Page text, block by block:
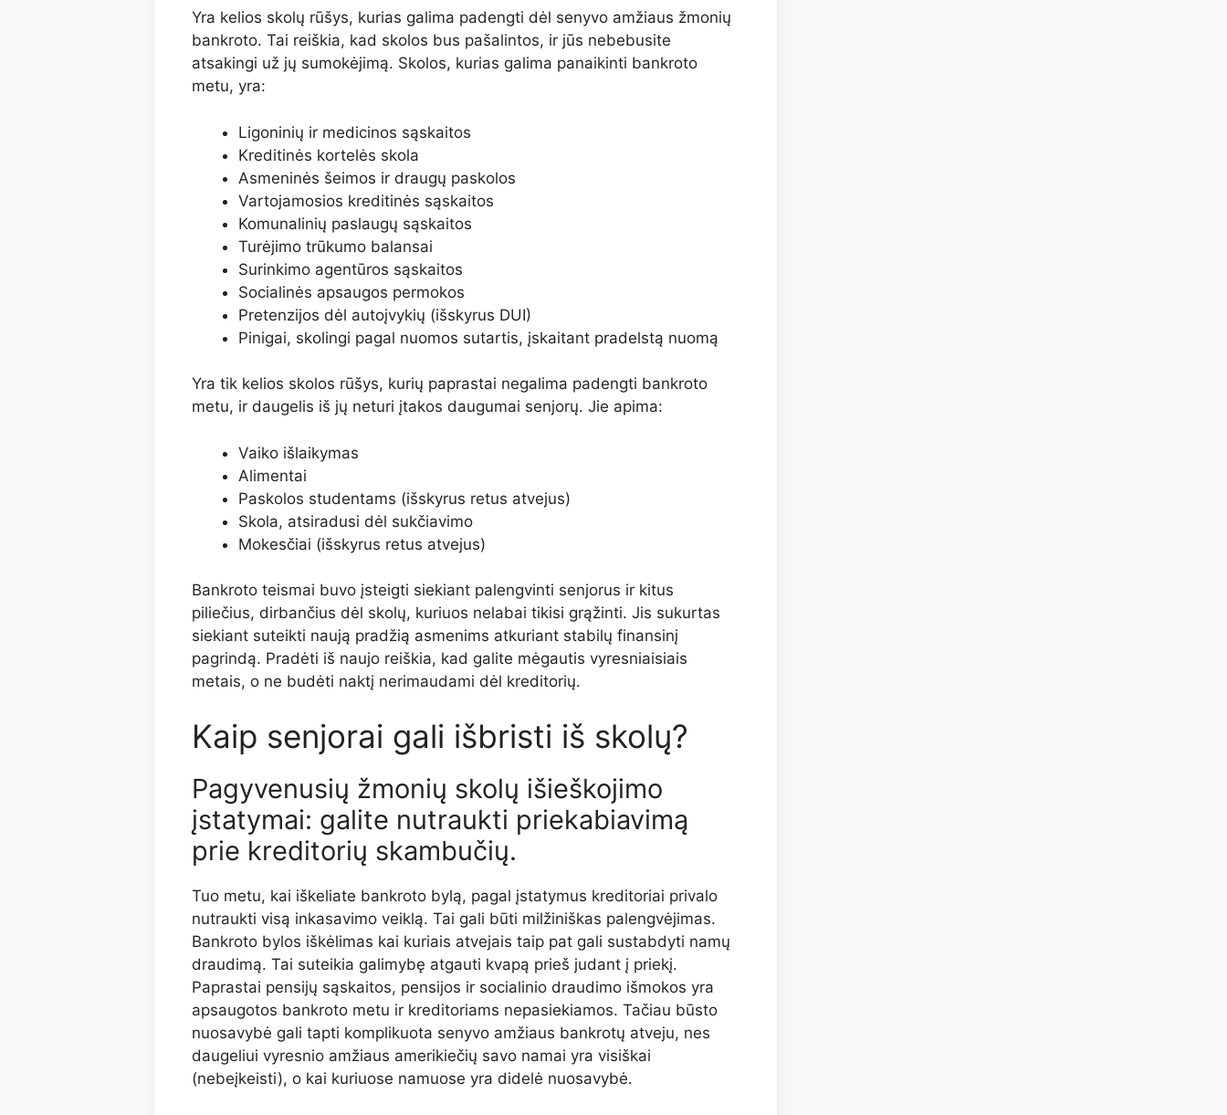
Yra kelios skolų rūšys, kurias galima padengti dėl senyvo amžiaus žmonių
bankroto. Tai reiškia, kad skolos bus pašalintos, ir jūs nebebusite
atsakingi už jų sumokėjimą. Skolos, kurias galima panaikinti bankroto
metu, yra:
Ligoninių ir medicinos sąskaitos
Kreditinės kortelės skola
Asmeninės šeimos ir draugų paskolos
Vartojamosios kreditinės sąskaitos
Komunalinių paslaugų sąskaitos
Turėjimo trūkumo balansai
Surinkimo agentūros sąskaitos
Socialinės apsaugos permokos
Pretenzijos dėl autoįvykių (išskyrus DUI)
Pinigai, skolingi pagal nuomos sutartis, įskaitant pradelstą nuomą
Yra tik kelios skolos rūšys, kurių paprastai negalima padengti bankroto
metu, ir daugelis iš jų neturi įtakos daugumai senjorų. Jie apima:
Vaiko išlaikymas
Alimentai
Paskolos studentams (išskyrus retus atvejus)
Skola, atsiradusi dėl sukčiavimo
Mokesčiai (išskyrus retus atvejus)
Bankroto teismai buvo įsteigti siekiant palengvinti senjorus ir kitus
piliečius, dirbančius dėl skolų, kuriuos nelabai tikisi grąžinti. Jis sukurtas
siekiant suteikti naują pradžią asmenims atkuriant stabilų finansinį
pagrindą. Pradėti iš naujo reiškia, kad galite mėgautis vyresniaisiais
metais, o ne budėti naktį nerimaudami dėl kreditorių.
Kaip senjorai gali išbristi iš skolų?
Pagyvenusių žmonių skolų išieškojimo
įstatymai: galite nutraukti priekabiavimą
prie kreditorių skambučių.
Tuo metu, kai iškeliate bankroto bylą, pagal įstatymus kreditoriai privalo
nutraukti visą inkasavimo veiklą. Tai gali būti milžiniškas palengvėjimas.
Bankroto bylos iškėlimas kai kuriais atvejais taip pat gali sustabdyti namų
draudimą. Tai suteikia galimybę atgauti kvapą prieš judant į priekį.
Paprastai pensijų sąskaitos, pensijos ir socialinio draudimo išmokos yra
apsaugotos bankroto metu ir kreditoriams nepasiekiamos. Tačiau būsto
nuosavybė gali tapti komplikuota senyvo amžiaus bankrotų atveju, nes
daugeliui vyresnio amžiaus amerikiečių savo namai yra visiškai
(nebeįkeisti), o kai kuriuose namuose yra didelė nuosavybė.